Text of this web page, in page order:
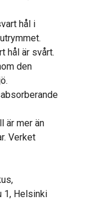
hål i
hål är svårt.
den
är mer än
Verket
1, Helsinki